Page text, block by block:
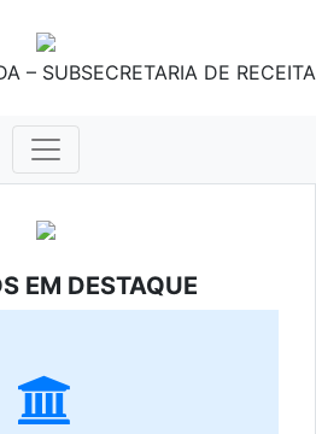
– SUBSECRETARIA DE RECEITA
EM DESTAQUE